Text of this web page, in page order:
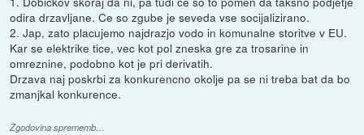
odira drzavljane. Ce so zgube je seveda vse socijalizirano.
2. Jap, zato placujemo najdrazjo vodo in komunalne storitve v EU.
Kar se elektrike tice, vec kot pol zneska gre za trosarine in
omreznine, podobno kot je pri derivatih.
Drzava naj poskrbi za konkurencno okolje pa se ni treba bat da bo
zmanjkal konkurence.
Zgodovina sprememb…